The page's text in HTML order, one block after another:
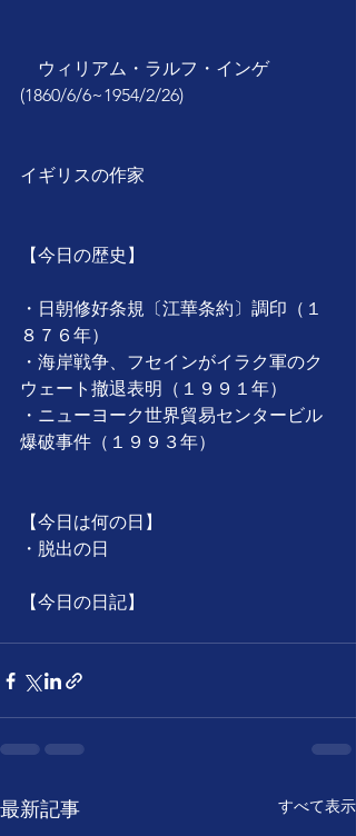
ウィリアム・ラルフ・インゲ
(1860/6/6~1954/2/26)
イギリスの作家
【今日の歴史】
・日朝修好条規〔江華条約〕調印（１
８７６年）
・海岸戦争、フセインがイラク軍のク
ウェート撤退表明（１９９１年）
・ニューヨーク世界貿易センタービル
爆破事件（１９９３年）
【今日は何の日】
・脱出の日
【今日の日記】
最新記事 すべて表示